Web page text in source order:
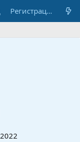
Регистрация